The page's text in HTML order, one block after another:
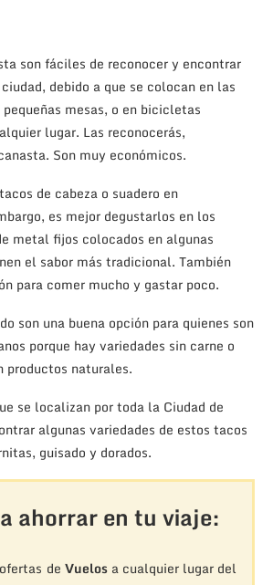
son fáciles de reconocer y encontrar
debido a que se colocan en las
mesas, o en bicicletas
lugar. Las reconocerás,
Son muy económicos.
de cabeza o suadero en
es mejor degustarlos en los
metal fijos colocados en algunas
el sabor más tradicional. También
para comer mucho y gastar poco.
son una buena opción para quienes son
porque hay variedades sin carne o
productos naturales.
se localizan por toda la Ciudad de
algunas variedades de estos tacos
guisado y dorados.
ahorrar en tu viaje:
de Vuelosa cualquier lugar del